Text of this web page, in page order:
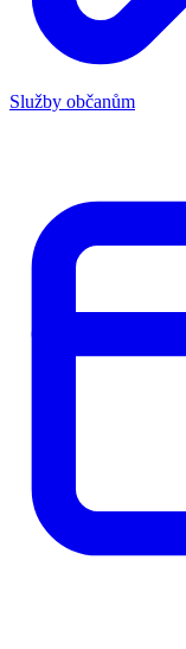
Služby občanům